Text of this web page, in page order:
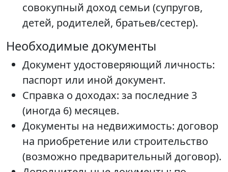
совокупный доход семьи (супругов,
детей, родителей, братьев/сестер).
Необходимые документы
Документ удостоверяющий личность:
паспорт или иной документ.
Справка о доходах: за последние 3
(иногда 6) месяцев.
Документы на недвижимость: договор
на приобретение или строительство
(возможно предварительный договор).